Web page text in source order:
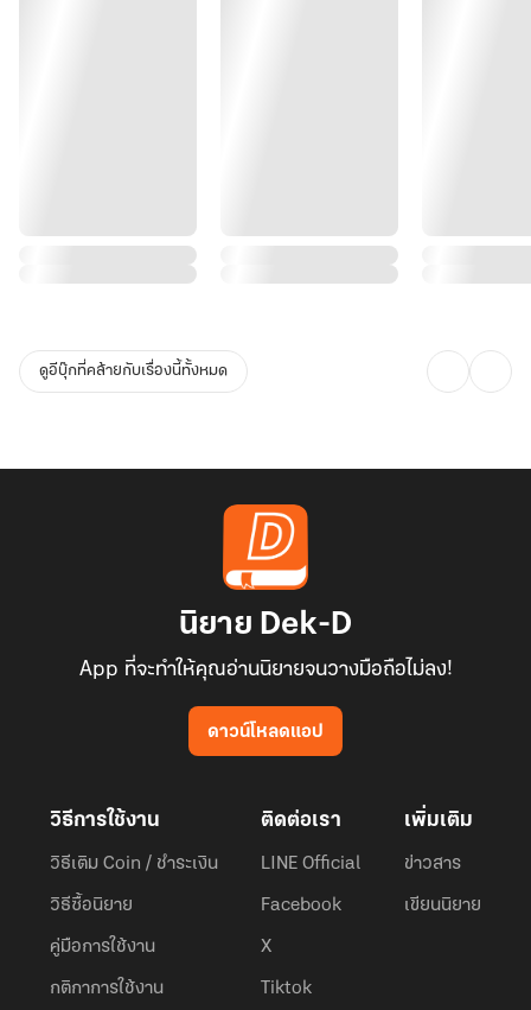
ดูอีบุ๊กที่คล้ายกับเรื่องนี้ทั้งหมด
นิยาย Dek-D
App ที่จะทำให้คุณอ่านนิยายจนวางมือถือไม่ลง!
ดาวน์โหลดแอป
วิธีการใช้งาน
วิธีเติม Coin / ชำระเงิน
วิธีซื้อนิยาย
คู่มือการใช้งาน
กติกาการใช้งาน
ติดต่อเรา
LINE Official
Facebook
X
Tiktok
เพิ่มเติม
ข่าวสาร
เขียนนิยาย